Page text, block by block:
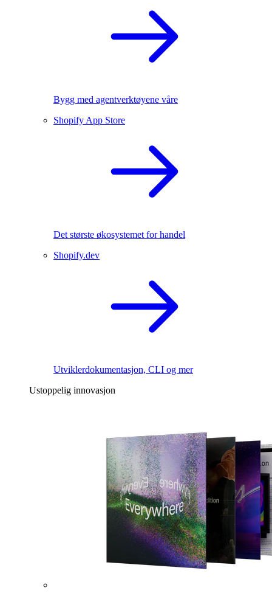
Bygg med agentverktøyene våre
Shopify App Store
Det største økosystemet for handel
Shopify.dev
Utviklerdokumentasjon, CLI og mer
Ustoppelig innovasjon